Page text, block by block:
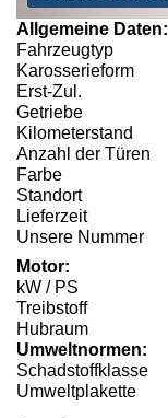
Allgemeine Daten:
Fahrzeugtyp
Karosserieform
Erst-Zul.
Getriebe
Kilometerstand
Anzahl der Türen
Farbe
Standort
Lieferzeit
Unsere Nummer
Motor:
kW / PS
Treibstoff
Hubraum
Umweltnormen:
Schadstoffklasse
Umweltplakette